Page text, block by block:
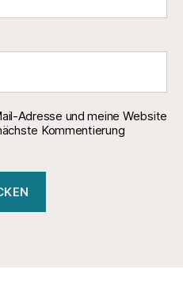
Adresse und meine Website
Kommentierung